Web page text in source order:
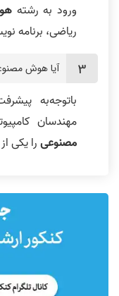
ورود به رشته
ریاضی، برنامه‌
آیا هوش
باتوجه‌به
مهندسان
مصنوعیرا یکی